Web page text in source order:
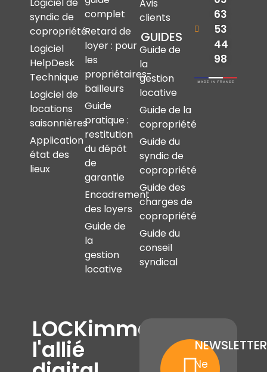
syndic de
copropriété
Logiciel
HelpDesk
Technique
Logiciel de
locations
saisonnières
Application
état des
lieux
complet
Retard de
loyer : pour
les
propriétaires-
bailleurs
Guide
pratique :
restitution
du dépôt
de
garantie
Encadrement
des loyers
Guide de
la
gestion
locative
Avis
clients
GUIDES
Guide de
la
gestion
locative
Guide de la
copropriété
Guide du
syndic de
copropriété
Guide des
charges de
copropriété
Guide du
conseil
syndical
63
53
44
98
LOCKimmo,
l'allié NEWSLETTER
Ne